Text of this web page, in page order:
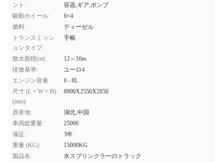
ント:
容器,ギア,ポンプ
駆動ホイール:
6×4
燃料:
ディーゼル
トランスミッシ
ョンタイプ:
手帳
散水面積(m):
12～16m
排放基準:
ユーロ4
エンジン容量:
6 - 8L
尺寸 (L × W × H)
(mm):
8900X2550X2850
原産地:
湖北,中国
車両総重量:
25000
保証:
3年
重量 (KG):
15000KG
製品名:
水スプリンクラーのトラック